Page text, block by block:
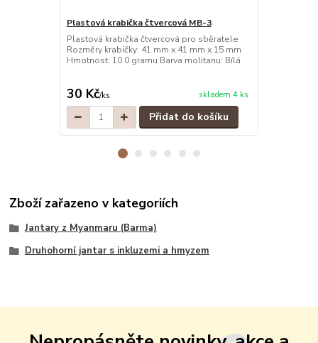
Plastová krabička čtvercová MB-3
Plastová krabička čtvercová pro sběratele
Rozměry krabičky: 41 mm x 41 mm x 15 mm
Hmotnost: 10.0 gramu Barva molitanu: Bílá
30 Kč/ks skladem 4 ks
Přidat do košíku
Zboží zařazeno v kategoriích
Jantary z Myanmaru (Barma)
Druhohorní jantar s inkluzemi a hmyzem